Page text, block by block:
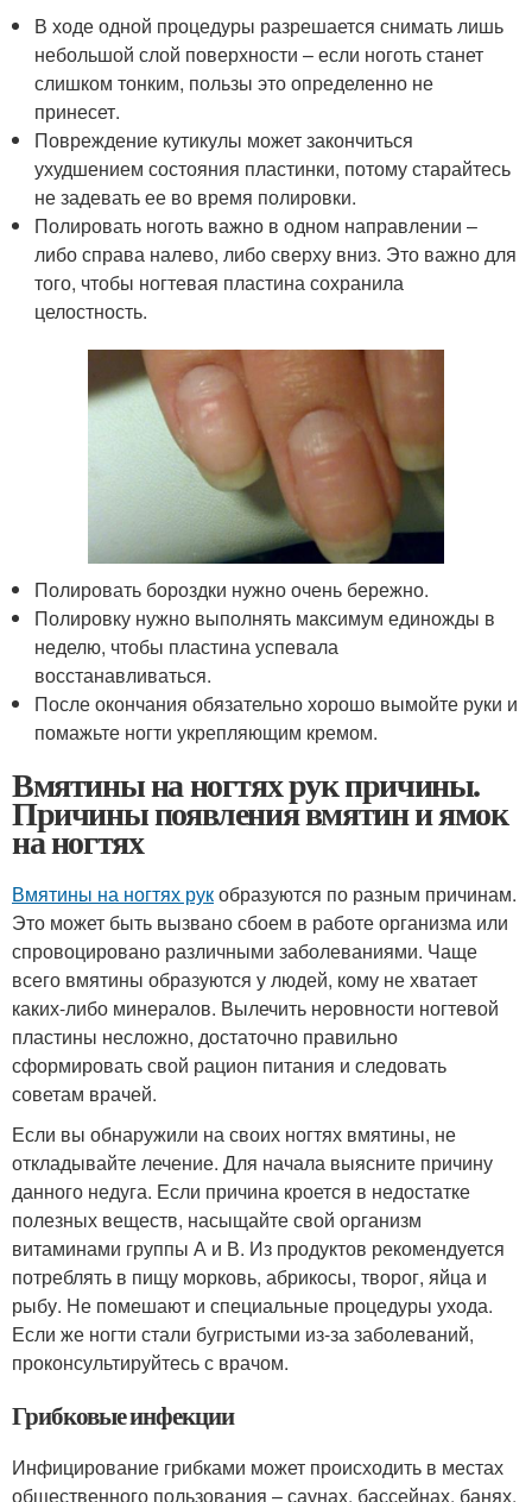
В ходе одной процедуры разрешается снимать лишь
небольшой слой поверхности – если ноготь станет
слишком тонким, пользы это определенно не
принесет.
Повреждение кутикулы может закончиться
ухудшением состояния пластинки, потому старайтесь
не задевать ее во время полировки.
Полировать ноготь важно в одном направлении –
либо справа налево, либо сверху вниз. Это важно для
того, чтобы ногтевая пластина сохранила
целостность.
Полировать бороздки нужно очень бережно.
Полировку нужно выполнять максимум единожды в
неделю, чтобы пластина успевала
восстанавливаться.
После окончания обязательно хорошо вымойте руки и
помажьте ногти укрепляющим кремом.
Вмятины на ногтях рук причины.
Причины появления вмятин и ямок
на ногтях
Вмятины на ногтях рукобразуются по разным причинам.
Это может быть вызвано сбоем в работе организма или
спровоцировано различными заболеваниями. Чаще
всего вмятины образуются у людей, кому не хватает
каких-либо минералов. Вылечить неровности ногтевой
пластины несложно, достаточно правильно
сформировать свой рацион питания и следовать
советам врачей.
Если вы обнаружили на своих ногтях вмятины, не
откладывайте лечение. Для начала выясните причину
данного недуга. Если причина кроется в недостатке
полезных веществ, насыщайте свой организм
витаминами группы А и В. Из продуктов рекомендуется
потреблять в пищу морковь, абрикосы, творог, яйца и
рыбу. Не помешают и специальные процедуры ухода.
Если же ногти стали бугристыми из-за заболеваний,
проконсультируйтесь с врачом.
Грибковые инфекции
Инфицирование грибками может происходить в местах
общественного пользования – саунах, бассейнах, банях.